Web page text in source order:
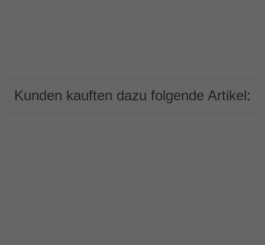
Kunden kauften dazu folgende Artikel: